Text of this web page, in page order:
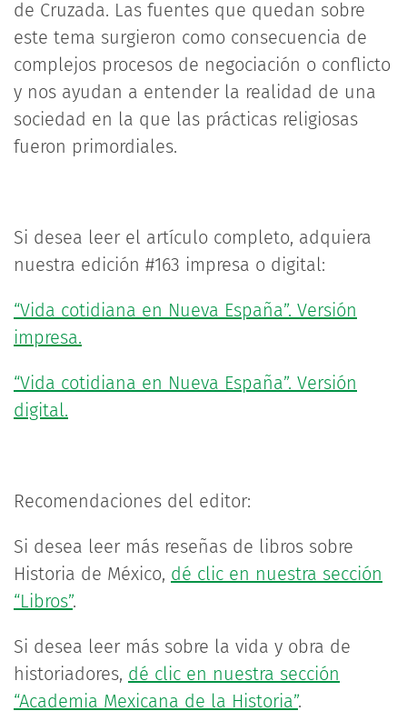
de Cruzada. Las fuentes que quedan sobre
este tema surgieron como consecuencia de
complejos procesos de negociación o conflicto
y nos ayudan a entender la realidad de una
sociedad en la que las prácticas religiosas
fueron primordiales.
Si desea leer el artículo completo, adquiera
nuestra edición #163 impresa o digital:
“Vida cotidiana en Nueva España”. Versión
impresa.
“Vida cotidiana en Nueva España”. Versión
digital.
Recomendaciones del editor:
Si desea leer más reseñas de libros sobre
Historia de México, dé clic en nuestra sección
“Libros”.
Si desea leer más sobre la vida y obra de
historiadores, dé clic en nuestra sección
“Academia Mexicana de la Historia”.